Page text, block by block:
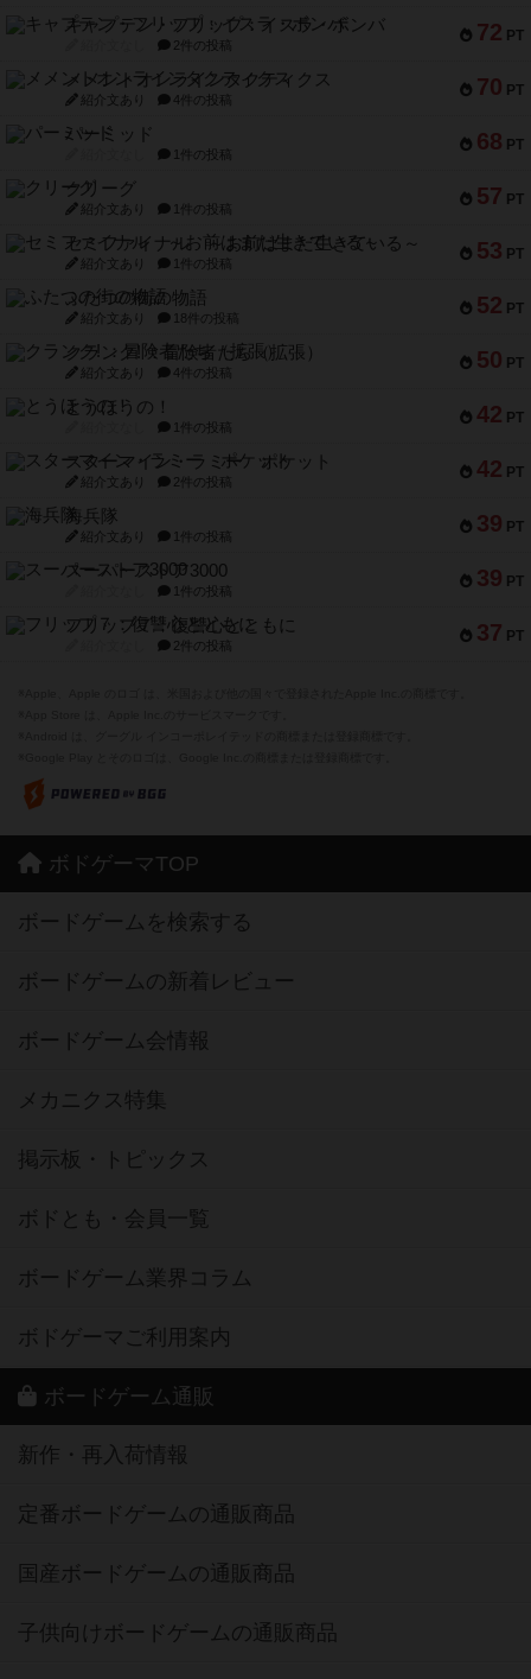
72 PT
キャプテン・フリップ：イスラ・ボンバ
2件の投稿
70 PT
メメントオンラインタクティクス
紹介文あり 4件の投稿
68 PT
パーミッド
1件の投稿
57 PT
クリーグ
紹介文あり 1件の投稿
53 PT
セミファイナル ～お前はまだ生きている～
紹介文あり 1件の投稿
52 PT
ふたつの街の物語
紹介文あり 18件の投稿
50 PT
クランク! ：冒険者たち（拡張）
紹介文あり 4件の投稿
42 PT
とうほうの！
1件の投稿
42 PT
スターマイン・ラミー ポケット
紹介文あり 2件の投稿
39 PT
海兵隊
紹介文あり 1件の投稿
39 PT
スーパーストア3000
1件の投稿
37 PT
フリップ７：復讐心とともに
2件の投稿
ボドゲーマTOP
ボードゲームを検索する
ボードゲームの新着レビュー
ボードゲーム会情報
メカニクス特集
掲示板・トピックス
ボドとも・会員一覧
ボードゲーム業界コラム
ボドゲーマご利用案内
ボードゲーム通販
新作・再入荷情報
定番ボードゲームの通販商品
国産ボードゲームの通販商品
子供向けボードゲームの通販商品